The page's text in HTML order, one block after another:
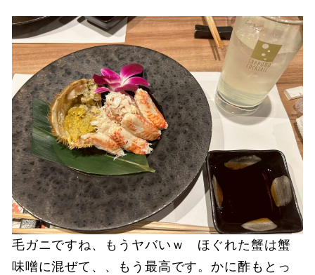
毛ガニですね、もうヤバいｗ ほぐれた蟹は蟹
味噌に混ぜて、、もう最高です。かに酢もとっ